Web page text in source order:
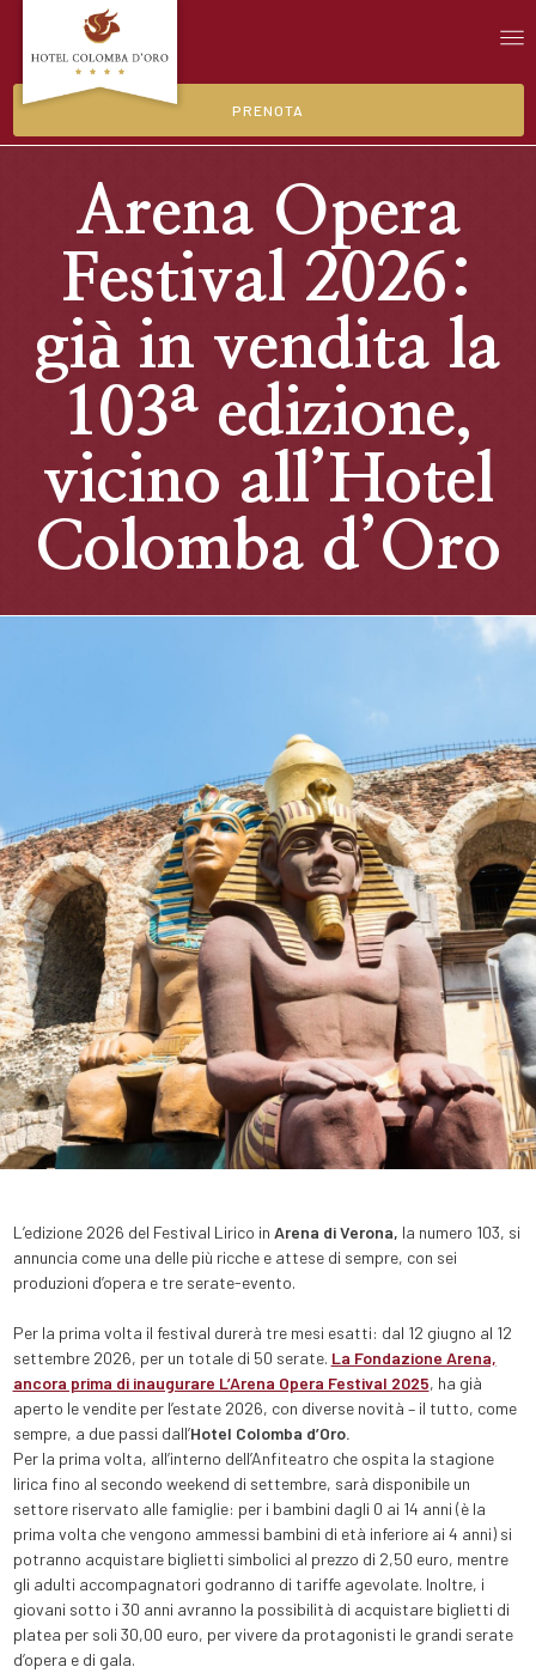
PRENOTA
Arena Opera
Festival 2026:
già in vendita la
103ª edizione,
vicino all’Hotel
Colomba d’Oro
L’edizione 2026 del Festival Lirico in Arena di Verona, la numero 103, si
annuncia come una delle più ricche e attese di sempre, con sei
produzioni d’opera e tre serate-evento.
Per la prima volta il festival durerà tre mesi esatti: dal 12 giugno al 12
settembre 2026, per un totale di 50 serate. La Fondazione Arena,
ancora prima di inaugurare L’Arena Opera Festival 2025, ha già
aperto le vendite per l’estate 2026, con diverse novità – il tutto, come
sempre, a due passi dall’Hotel Colomba d’Oro.
Per la prima volta, all’interno dell’Anfiteatro che ospita la stagione
lirica fino al secondo weekend di settembre, sarà disponibile un
settore riservato alle famiglie: per i bambini dagli 0 ai 14 anni (è la
prima volta che vengono ammessi bambini di età inferiore ai 4 anni) si
potranno acquistare biglietti simbolici al prezzo di 2,50 euro, mentre
gli adulti accompagnatori godranno di tariffe agevolate. Inoltre, i
giovani sotto i 30 anni avranno la possibilità di acquistare biglietti di
platea per soli 30,00 euro, per vivere da protagonisti le grandi serate
d’opera e di gala.